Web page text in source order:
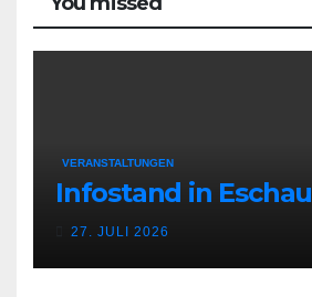
VERANSTALTUNGEN
Infostand in Eschau
27. JULI 2026